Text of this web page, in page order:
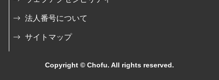
法人番号について
サイトマップ
Copyright © Chofu. All rights reserved.